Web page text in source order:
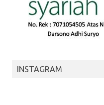
INSTAGRAM